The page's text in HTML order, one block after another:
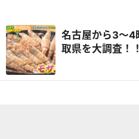
名古屋から3～4
取県を大調査！